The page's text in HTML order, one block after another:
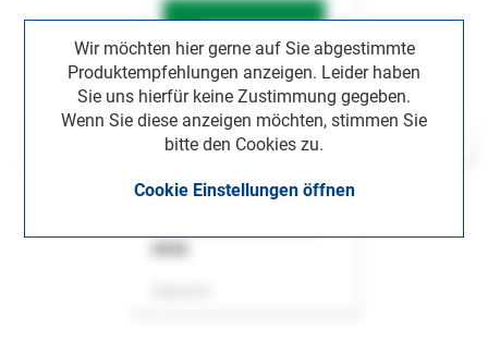
Wir möchten hier gerne auf Sie abgestimmte
Produktempfehlungen anzeigen. Leider haben
Sie uns hierfür keine Zustimmung gegeben.
Wenn Sie diese anzeigen möchten, stimmen Sie
bitte den Cookies zu.
Cookie Einstellungen öffnen